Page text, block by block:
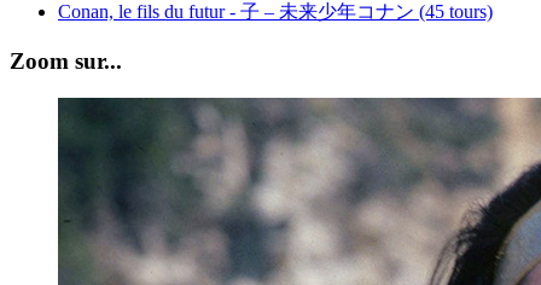
Conan, le fils du futur - 子 – 未来少年コナン (45 tours)
Zoom sur...